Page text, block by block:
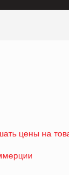
цены на